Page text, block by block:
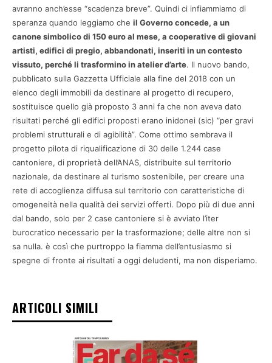
avranno anch’esse “scadenza breve”. Quindi ci infiammiamo di
speranza quando leggiamo che il Governo concede, a un
canone simbolico di 150 euro al mese, a cooperative di giovani
artisti, edifici di pregio, abbandonati, inseriti in un contesto
vissuto, perché li trasformino in atelier d’arte. Il nuovo bando,
pubblicato sulla Gazzetta Ufficiale alla fine del 2018 con un
elenco degli immobili da destinare al progetto di recupero,
sostituisce quello già proposto 3 anni fa che non aveva dato
risultati perché gli edifici proposti erano inidonei (sic) “per gravi
problemi strutturali e di agibilità”. Come ottimo sembrava il
progetto pilota di riqualificazione di 30 delle 1.244 case
cantoniere, di proprietà dell’ANAS, distribuite sul territorio
nazionale, da destinare al turismo sostenibile, per creare una
rete di accoglienza diffusa sul territorio con caratteristiche di
omogeneità nella qualità dei servizi offerti. Dopo più di due anni
dal bando, solo per 2 case cantoniere si è avviato l’iter
burocratico necessario per la trasformazione; delle altre non si
sa nulla. è così che purtroppo la fiamma dell’entusiasmo si
spegne di fronte ai risultati a oggi deludenti, ma non disperiamo.
ARTICOLI SIMILI